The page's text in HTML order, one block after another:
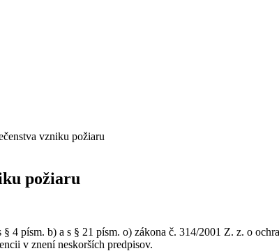
vzniku požiaru
požiaru
4 písm. b) a s § 21 písm. o) zákona č. 314/2001 Z. z. o
v znení neskorších predpisov.